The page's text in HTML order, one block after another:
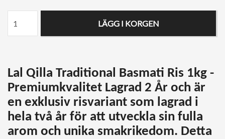
LÄGG I KORGEN
Lal Qilla Traditional Basmati Ris 1kg -
Premiumkvalitet Lagrad 2 År och är
en exklusiv risvariant som lagrad i
hela två år för att utveckla sin fulla
arom och unika smakrikedom. Detta